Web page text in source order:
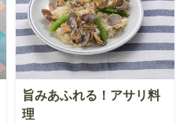
旨みあふれる！アサリ料
理